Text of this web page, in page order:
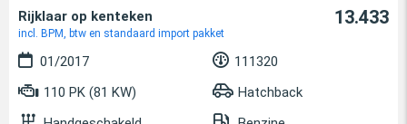
Rijklaar op kenteken
incl. BPM, btw en standaard import pakket
13.433
01/2017
111320
110 PK (81 KW)
Hatchback